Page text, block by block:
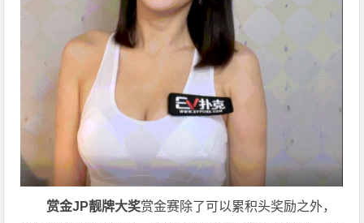
赏金JP靓牌大奖赏金赛除了可以累积头奖励之外，